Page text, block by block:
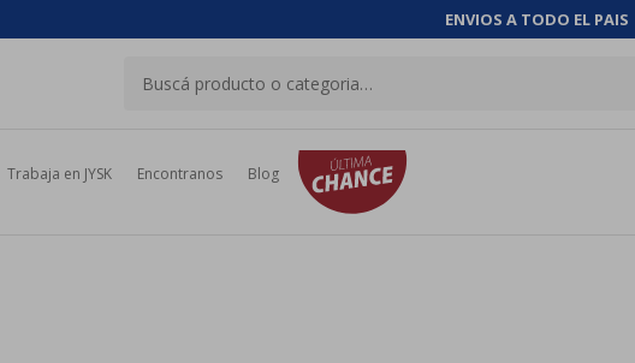
ENVIOS A TODO EL PAIS
Trabaja en JYSK Encontranos Blog